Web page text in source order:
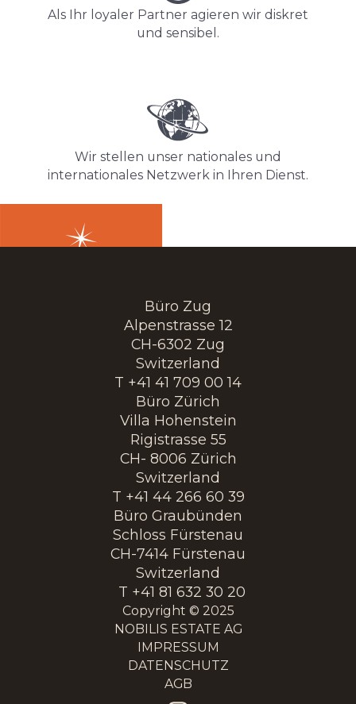
Als Ihr loyaler Partner agieren wir diskret
und sensibel.
Wir stellen unser nationales und
internationales Netzwerk in Ihren Dienst.
Copyright © 2025
NOBILIS ESTATE AG
IMPRESSUM
DATENSCHUTZ
AGB
Büro Zug
Alpenstrasse 12
CH-6302 Zug
Switzerland
T +41 41 709 00 14
Büro Zürich
Villa Hohenstein
Rigistrasse 55
CH- 8006 Zürich
Switzerland
T +41 44 266 60 39
Büro Graubünden
Schloss Fürstenau
CH-7414 Fürstenau
Switzerland
T +41 81 632 30 20